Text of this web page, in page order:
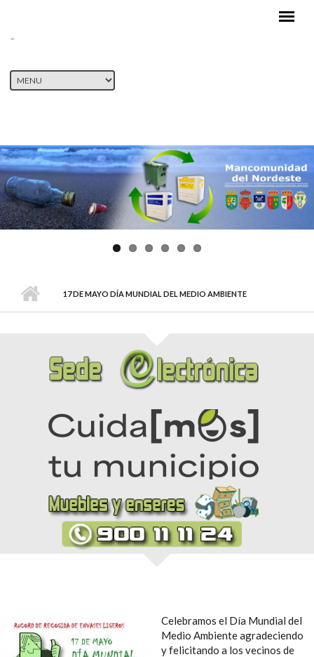
17 DE MAYO DÍA MUNDIAL DEL MEDIO AMBIENTE
Celebramos el Día Mundial del
Medio Ambiente agradeciendo
y felicitando a los vecinos de